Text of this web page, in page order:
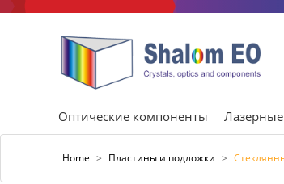
Оптические компоненты
Home > Пластины и подложки >